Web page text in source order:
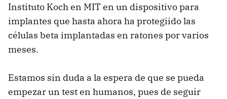
Instituto Koch en MIT en un dispositivo para
implantes que hasta ahora ha protegiido las
células beta implantadas en ratones por varios
meses.
Estamos sin duda a la espera de que se pueda
empezar un test en humanos, pues de seguir